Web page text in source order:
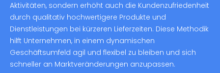
Aktivitäten, sondern erhöht auch die Kundenzufriedenheit
durch qualitativ hochwertigere Produkte und
Dienstleistungen bei kürzeren Lieferzeiten. Diese Methodik
hilft Unternehmen, in einem dynamischen
Geschäftsumfeld agil und flexibel zu bleiben und sich
schneller an Marktveränderungen anzupassen.